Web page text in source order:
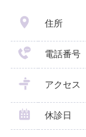
住所
電話番号
アクセス
休診日